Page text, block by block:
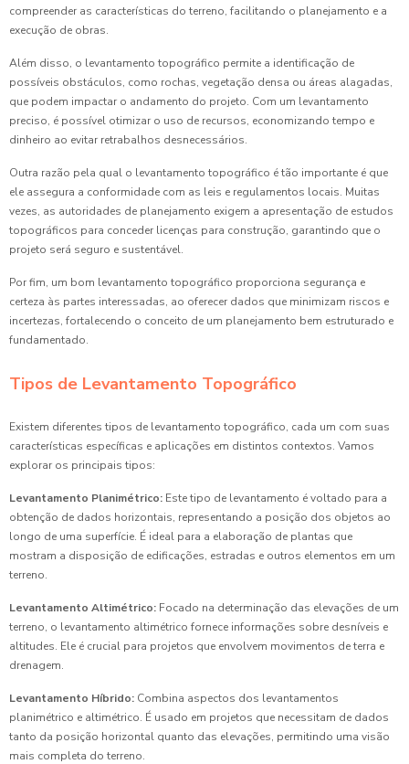
compreender as características do terreno, facilitando o planejamento e a
execução de obras.
Além disso, o levantamento topográfico permite a identificação de
possíveis obstáculos, como rochas, vegetação densa ou áreas alagadas,
que podem impactar o andamento do projeto. Com um levantamento
preciso, é possível otimizar o uso de recursos, economizando tempo e
dinheiro ao evitar retrabalhos desnecessários.
Outra razão pela qual o levantamento topográfico é tão importante é que
ele assegura a conformidade com as leis e regulamentos locais. Muitas
vezes, as autoridades de planejamento exigem a apresentação de estudos
topográficos para conceder licenças para construção, garantindo que o
projeto será seguro e sustentável.
Por fim, um bom levantamento topográfico proporciona segurança e
certeza às partes interessadas, ao oferecer dados que minimizam riscos e
incertezas, fortalecendo o conceito de um planejamento bem estruturado e
fundamentado.
Tipos de Levantamento Topográfico
Existem diferentes tipos de levantamento topográfico, cada um com suas
características específicas e aplicações em distintos contextos. Vamos
explorar os principais tipos:
Levantamento Planimétrico: Este tipo de levantamento é voltado para a
obtenção de dados horizontais, representando a posição dos objetos ao
longo de uma superfície. É ideal para a elaboração de plantas que
mostram a disposição de edificações, estradas e outros elementos em um
terreno.
Levantamento Altimétrico: Focado na determinação das elevações de um
terreno, o levantamento altimétrico fornece informações sobre desníveis e
altitudes. Ele é crucial para projetos que envolvem movimentos de terra e
drenagem.
Levantamento Híbrido: Combina aspectos dos levantamentos
planimétrico e altimétrico. É usado em projetos que necessitam de dados
tanto da posição horizontal quanto das elevações, permitindo uma visão
mais completa do terreno.